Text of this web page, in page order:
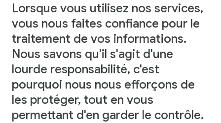
Lorsque vous utilisez nos services,
vous nous faites confiance pour le
traitement de vos informations.
Nous savons qu'il s'agit d'une
lourde responsabilité, c'est
pourquoi nous nous efforçons de
les protéger, tout en vous
permettant d'en garder le contrôle.